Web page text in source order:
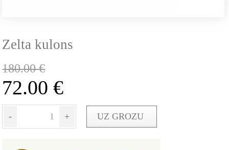
Zelta kulons
180.00€
72.00€
- + UZ GROZU